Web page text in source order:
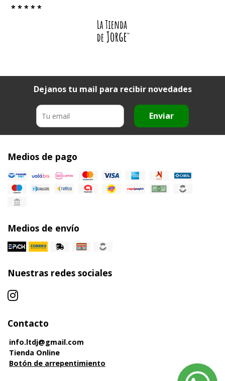
* * * * *
Dejanos tu mail para recibir novedades
Enviar
Medios de pago
Medios de envío
Nuestras redes sociales
Contacto
info.ltdj@gmail.com
Tienda Online
Botón de arrepentimiento